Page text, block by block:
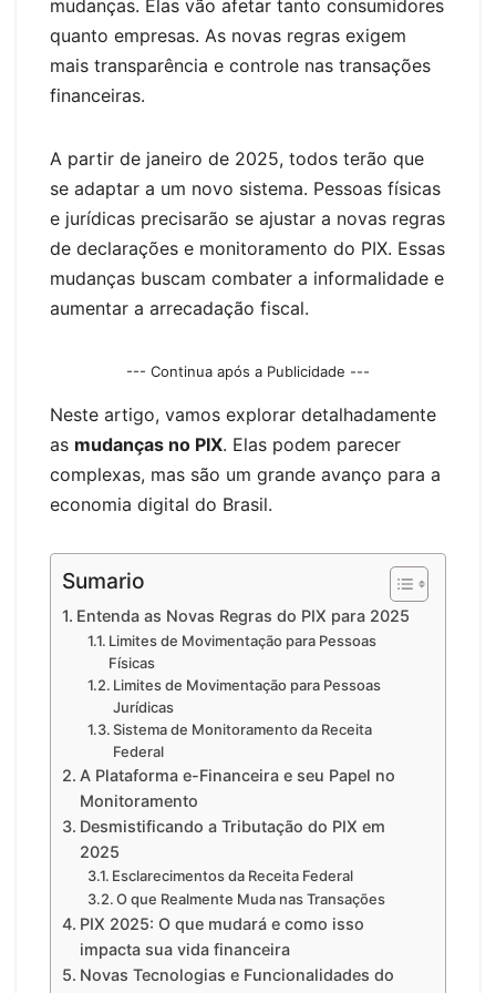
er
mudanças. Elas vão afetar tanto consumidores
quanto empresas. As novas regras exigem
mais transparência e controle nas transações
financeiras.
A partir de janeiro de 2025, todos terão que
se adaptar a um novo sistema. Pessoas físicas
e jurídicas precisarão se ajustar a novas regras
de declarações e monitoramento do PIX. Essas
mudanças buscam combater a informalidade e
aumentar a arrecadação fiscal.
--- Continua após a Publicidade ---
Neste artigo, vamos explorar detalhadamente
as mudanças no PIX. Elas podem parecer
complexas, mas são um grande avanço para a
economia digital do Brasil.
Sumario
Entenda as Novas Regras do PIX para 2025
Limites de Movimentação para Pessoas
Físicas
Limites de Movimentação para Pessoas
Jurídicas
Sistema de Monitoramento da Receita
Federal
A Plataforma e-Financeira e seu Papel no
Monitoramento
Desmistificando a Tributação do PIX em
2025
Esclarecimentos da Receita Federal
O que Realmente Muda nas Transações
PIX 2025: O que mudará e como isso
impacta sua vida financeira
Novas Tecnologias e Funcionalidades do